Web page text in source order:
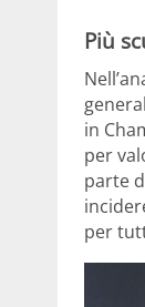
Più
in
per
parte
per